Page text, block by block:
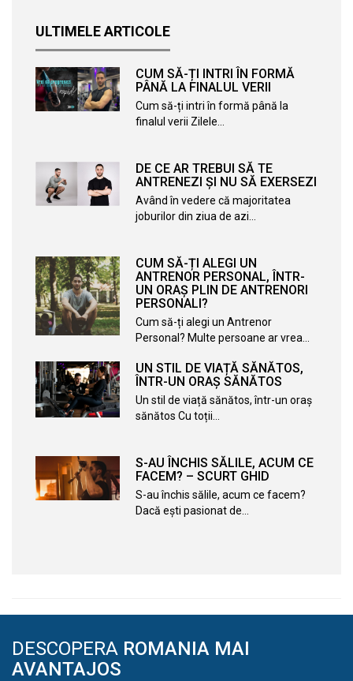
ULTIMELE ARTICOLE
CUM SĂ-ȚI INTRI ÎN FORMĂ
PÂNĂ LA FINALUL VERII
Cum să-ți intri în formă până la
finalul verii Zilele…
DE CE AR TREBUI SĂ TE
ANTRENEZI ȘI NU SĂ EXERSEZI
Având în vedere că majoritatea
joburilor din ziua de azi…
CUM SĂ-ȚI ALEGI UN
ANTRENOR PERSONAL, ÎNTR-
UN ORAȘ PLIN DE ANTRENORI
PERSONALI?
Cum să-ți alegi un Antrenor
Personal? Multe persoane ar vrea…
UN STIL DE VIAȚĂ SĂNĂTOS,
ÎNTR-UN ORAȘ SĂNĂTOS
Un stil de viață sănătos, într-un oraș
sănătos Cu toții…
S-AU ÎNCHIS SĂLILE, ACUM CE
FACEM? – SCURT GHID
S-au închis sălile, acum ce facem?
Dacă ești pasionat de…
DESCOPERA ROMANIA MAI
AVANTAJOS